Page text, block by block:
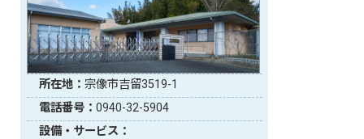
所在地：宗像市吉留3519-1
電話番号：0940-32-5904
設備・サービス：